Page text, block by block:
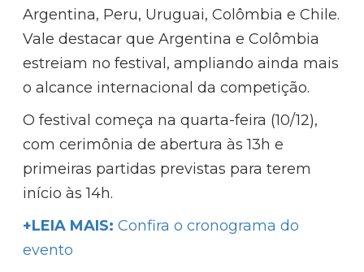
Argentina, Peru, Uruguai, Colômbia e Chile.
Vale destacar que Argentina e Colômbia
estreiam no festival, ampliando ainda mais
o alcance internacional da competição.
O festival começa na quarta-feira (10/12),
com cerimônia de abertura às 13h e
primeiras partidas previstas para terem
início às 14h.
+LEIA MAIS: Confira o cronograma do
evento